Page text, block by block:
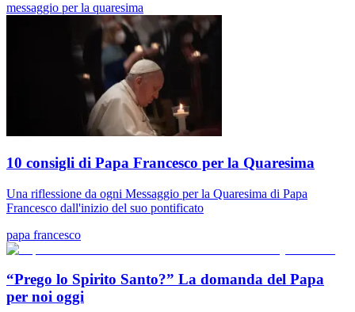
messaggio per la quaresima
10 consigli di Papa Francesco per la Quaresima
Una riflessione da ogni Messaggio per la Quaresima di Papa
Francesco dall'inizio del suo pontificato
papa francesco
“Prego lo Spirito Santo?” La domanda del Papa
per noi oggi